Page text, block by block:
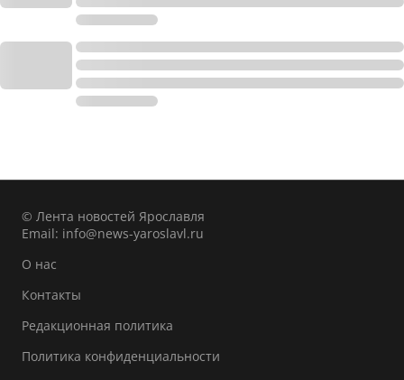
© Лента новостей Ярославля
Email: info@news-yaroslavl.ru
О нас
Контакты
Редакционная политика
Политика конфиденциальности